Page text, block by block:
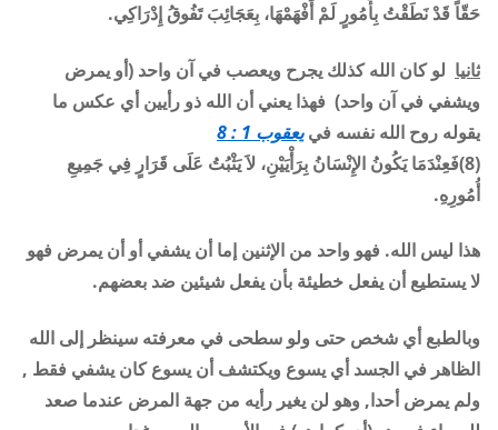
حَقّاً قَدْ نَطَقْتُ بِأُمُورٍ لَمْ أَفْهَمْهَا، بِعَجَائِبَ تَفُوقُ إِدْرَاكِي.
ثانيا لو كان الله كذلك يجرح ويعصب في آن واحد (أو يمرض
ويشفي في آن واحد) فهذا يعني أن الله ذو رأيين أي عكس ما
يقوله روح الله نفسه فييعقوب 1 : 8
(8)فَعِنْدَمَا يَكُونُ الإِنْسَانُ بِرَأْيَيْنِ، لاَ يَثْبُتُ عَلَى قَرَارٍ فِي جَمِيعِ
أُمُورِهِ.
هذا ليس الله. فهو واحد من الإثنين إما أن يشفي أو أن يمرض فهو
لا يستطيع أن يفعل خطيئة بأن يفعل شيئين ضد بعضهم.
وبالطبع أي شخص حتى ولو سطحى في معرفته سينظر إلى الله
الظاهر في الجسد أي يسوع ويكتشف أن يسوع كان يشفي فقط ,
ولم يمرض أحدا, وهو لن يغير رأيه من جهة المرض عندما صعد